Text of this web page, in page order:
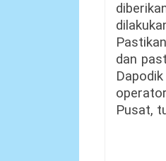
dan
Pusat,